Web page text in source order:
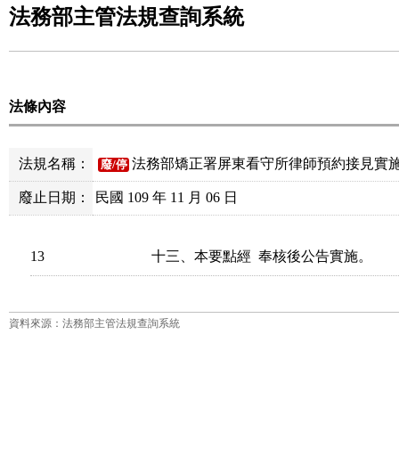
法務部主管法規查詢系統
法條內容
法規名稱： 廢/停 法務部矯正署屏東看守所律師預約接見實
廢止日期： 民國 109 年 11 月 06 日
13 十三、本要點經  奉核後公告實施。
資料來源：法務部主管法規查詢系統